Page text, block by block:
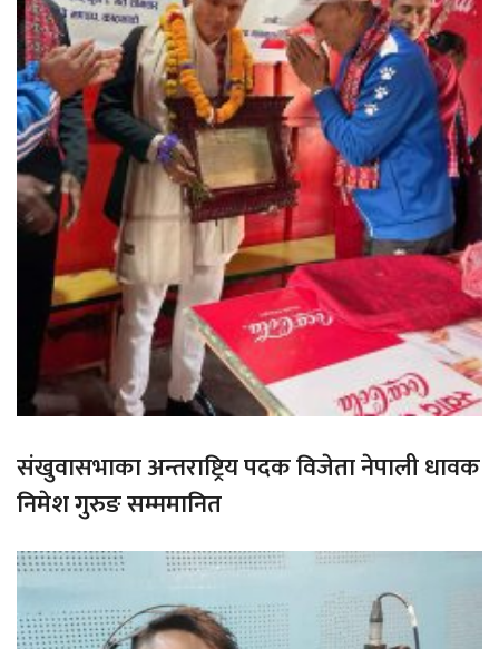
संखुवासभाका अन्तराष्ट्रिय पदक विजेता नेपाली धावक
निमेश गुरुङ सम्ममानित